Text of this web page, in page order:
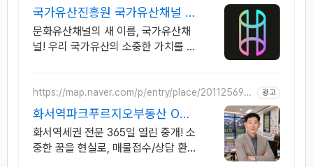
국가유산진흥원 국가유산채널 한
국의 세계유산 영상
문화유산채널의 새 이름, 국가유산채
널! 우리 국가유산의 소중한 가치를 전
https://map.naver.com/p/entry/place/201125698
광고
화서역파크푸르지오부동산 O31
258 8949
화서역세권 전문 365일 열린 중개! 소
중한 꿈을 현실로, 매물접수/상담 환